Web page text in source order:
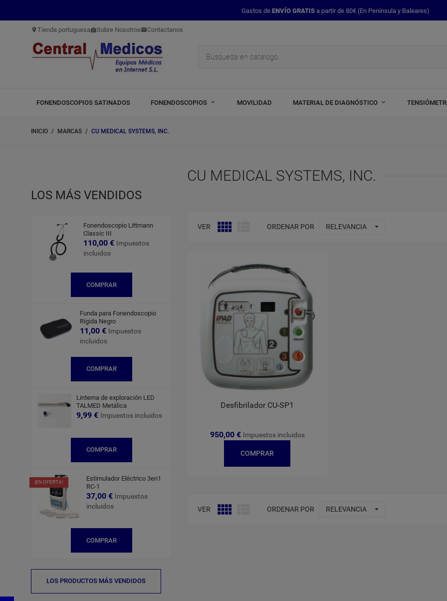
Gastos de ENVÍO GRATISa partir de 80€ (En Península y Baleares)
location_on Tienda portuguesabadgeSobre NosotrosmailContactanos
FONENDOSCOPIOS SATINADOS FONENDOSCOPIOS MOVILIDAD MATERIAL DE DIAGNÓSTICO
INICIO MARCAS CU MEDICAL SYSTEMS, INC.
LOS MÁS VENDIDOS
Fonendoscopio Littmann
Classic III
110,00 € Impuestos
incluidos
COMPRAR
Funda para Fonendoscopio
Rígida Negro
11,00 € Impuestos
incluidos
COMPRAR
Linterna de exploración LED
TALMED Metálica
9,99 € Impuestos incluidos
COMPRAR
¡EN OFERTA!
Estimulador Eléctrico 3en1
RC-1
37,00 € Impuestos
incluidos
COMPRAR
LOS PRODUCTOS MÁS VENDIDOS
CU MEDICAL SYSTEMS, INC.
VER  ORDENAR POR RELEVANCIA 
Desfibrilador CU-SP1
950,00 € Impuestos incluidos
COMPRAR
VER  ORDENAR POR RELEVANCIA 